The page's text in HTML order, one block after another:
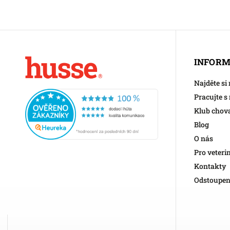
Najděte
Pracujte s
Klub
Blog
O nás
Pro
Kontakty